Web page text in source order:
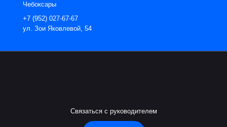
Чебоксары
+7 (952) 027-67-67
ул. Зои Яковлевой, 54
Связаться с руководителем